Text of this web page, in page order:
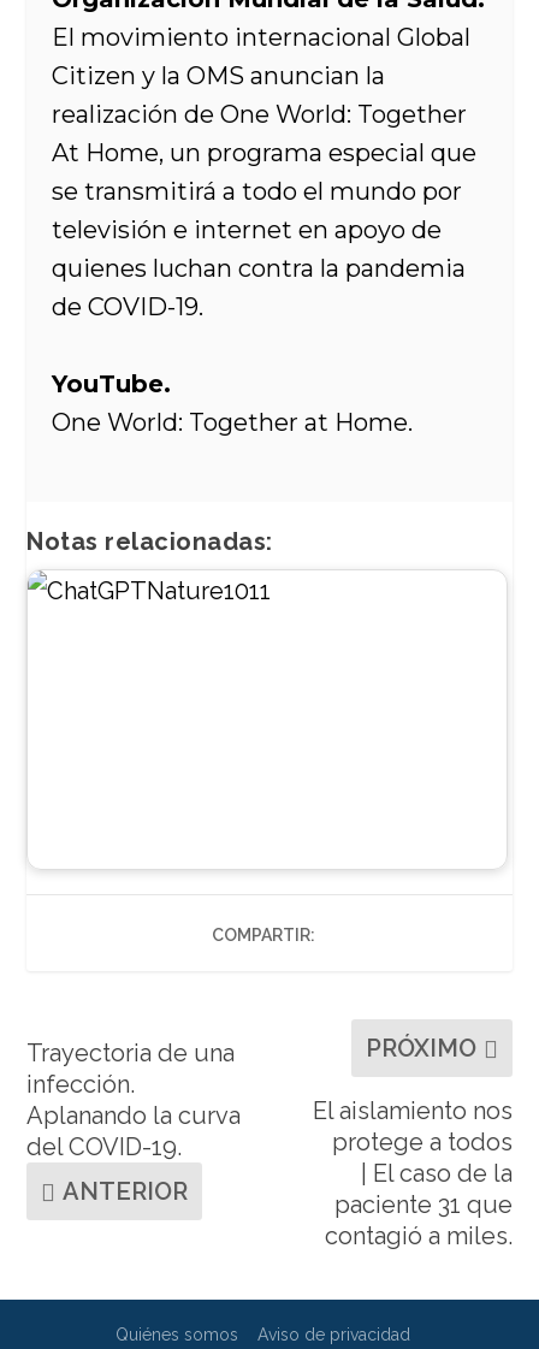
El movimiento internacional Global
Citizen y la OMS anuncian la
realización de One World: Together
At Home, un programa especial que
se transmitirá a todo el mundo por
televisión e internet en apoyo de
quienes luchan contra la pandemia
de COVID-19.
YouTube.
One World: Together at Home.
Notas relacionadas:
COMPARTIR:
Trayectoria de una
infección.
Aplanando la curva
del COVID-19.
ANTERIOR
PRÓXIMO
El aislamiento nos
protege a todos
| El caso de la
paciente 31 que
contagió a miles.
Quiénes somos Aviso de privacidad